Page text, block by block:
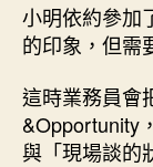
小明依約參加
的印象，但需
這時業務員會
&Opportunity
與「現場談的